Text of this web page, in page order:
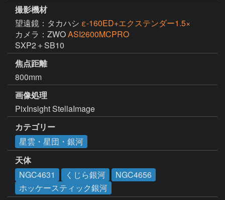
撮影機材
望遠鏡：タカハシ ε-160ED+エクステンダー1.5×
カメラ：ZWOASI2600MCPRO
SXP2＋SB10
焦点距離
800mm
画像処理
PixInsight StellaImage
カテゴリー
星雲・星団・銀河
天体
NGC4631
くじら銀河
NGC4656
ホッケースティック銀河